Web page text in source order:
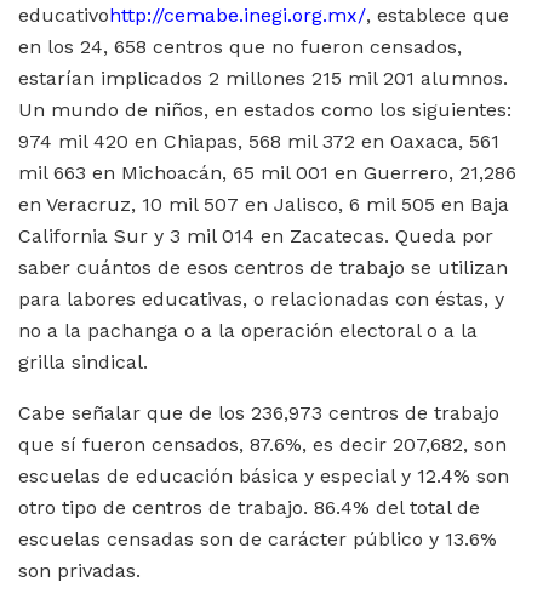
educativohttp://cemabe.inegi.org.mx/, establece que
en los 24, 658 centros que no fueron censados,
estarían implicados 2 millones 215 mil 201 alumnos.
Un mundo de niños, en estados como los siguientes:
974 mil 420 en Chiapas, 568 mil 372 en Oaxaca, 561
mil 663 en Michoacán, 65 mil 001 en Guerrero, 21,286
en Veracruz, 10 mil 507 en Jalisco, 6 mil 505 en Baja
California Sur y 3 mil 014 en Zacatecas. Queda por
saber cuántos de esos centros de trabajo se utilizan
para labores educativas, o relacionadas con éstas, y
no a la pachanga o a la operación electoral o a la
grilla sindical.
Cabe señalar que de los 236,973 centros de trabajo
que sí fueron censados, 87.6%, es decir 207,682, son
escuelas de educación básica y especial y 12.4% son
otro tipo de centros de trabajo. 86.4% del total de
escuelas censadas son de carácter público y 13.6%
son privadas.